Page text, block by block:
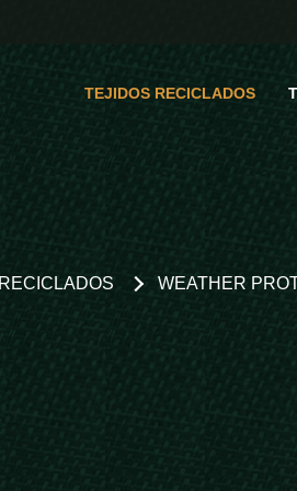
TEJIDOS RECICLADOS
WEATHER